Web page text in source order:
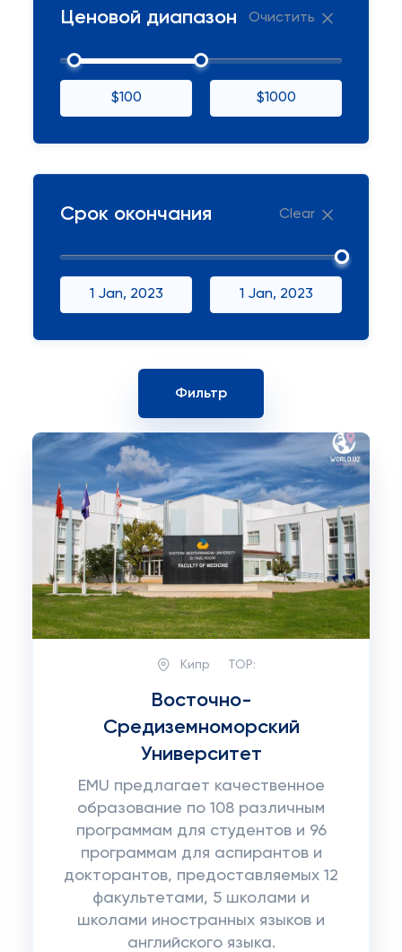
Ценовой диапазон Очистить
$100 $1000
Срок окончания Clear
1 Jan, 2023 1 Jan, 2023
Кипр TOP:
Восточно-
Средиземноморский
Университет
EMU предлагает качественное
образование по 108 различным
программам для студентов и 96
программам для аспирантов и
докторантов, предоставляемых 12
факультетами, 5 школами и
школами иностранных языков и
английского языка.